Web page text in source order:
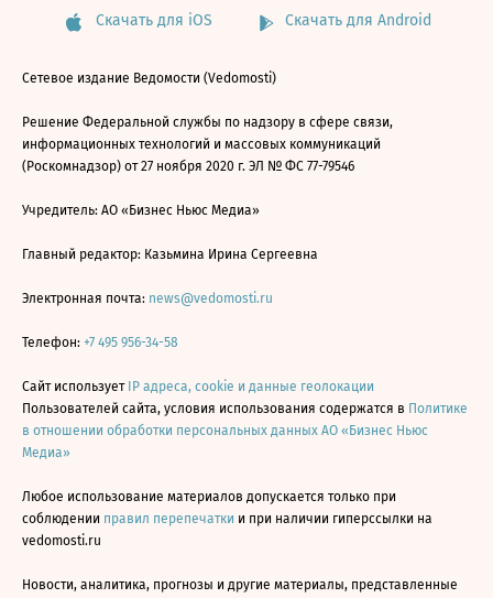
Скачать для iOS Скачать для Android
Сетевое издание Ведомости (Vedomosti)
Решение Федеральной службы по надзору в сфере связи,
информационных технологий и массовых коммуникаций
(Роскомнадзор) от 27 ноября 2020 г. ЭЛ № ФС 77-79546
Учредитель: АО «Бизнес Ньюс Медиа»
Главный редактор: Казьмина Ирина Сергеевна
Электронная почта: news@vedomosti.ru
Телефон: +7 495 956-34-58
Сайт использует IP адреса, cookie и данные геолокации
Пользователей сайта, условия использования содержатся в Политике
в отношении обработки персональных данных АО «Бизнес Ньюс
Медиа»
Любое использование материалов допускается только при
соблюдении правил перепечатки и при наличии гиперссылки на
vedomosti.ru
Новости, аналитика, прогнозы и другие материалы, представленные